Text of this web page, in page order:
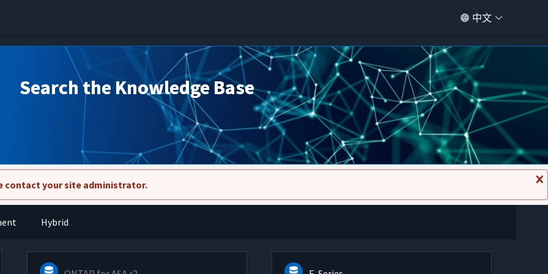
中文
Search the Knowledge Base
关
闭
contact your site administrator.
Hybrid